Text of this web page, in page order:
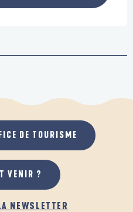
NEWSLETTER
DE TOURISME
VENIR ?